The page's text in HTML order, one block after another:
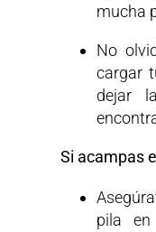
mucha
No
cargar
dejar
Si acampas
pila